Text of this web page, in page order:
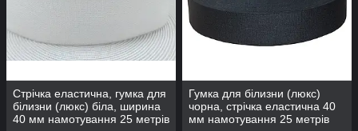
Стрічка еластична, гумка для
білизни (люкс) біла, ширина
40 мм намотування 25 метрів
Гумка для білизни (люкс)
чорна, стрічка еластична 40
мм намотування 25 метрів